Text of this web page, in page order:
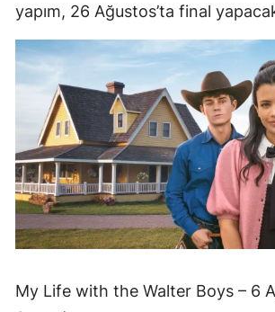
yapım, 26 Ağustos’ta final
My Life with the Walter Boys – 6